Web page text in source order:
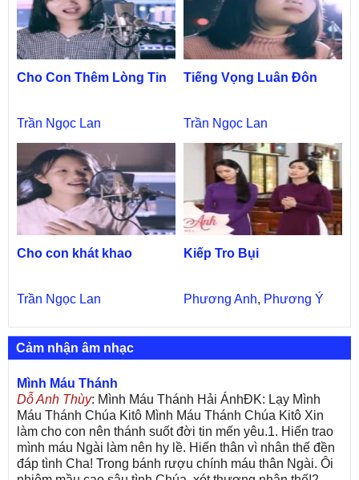
Cho Con Thêm Lòng Tin
Trần Ngọc Lan
Tiếng Vọng Luân Đôn
Trần Ngọc Lan
Cho con khát khao
Trần Ngọc Lan
Kiếp Tro Bụi
Phương Anh, Phương Ý
Cảm nhận âm nhạc
Mình Máu Thánh
Dỗ Anh Thùy: Mình Máu Thánh Hải ÁnhĐK: Lạy Mình
Máu Thánh Chúa Kitô Mình Máu Thánh Chúa Kitô Xin
làm cho con nên thánh suốt đời tin mến yêu.1. Hiến trao
mình máu Ngài làm nên hy lề. Hiến thân vì nhân thế đền
đáp tình Cha! Trong bánh rượu chính máu thân Ngài. Ôi